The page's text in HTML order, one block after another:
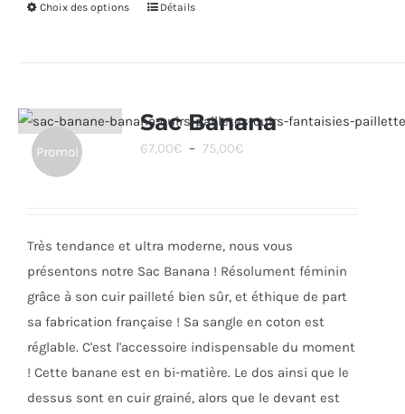
Choix des options
Ce
variations.
Les
choisies
la
page
produit
Détails
Promo!
Sac Banana
67,00€ – 75,00€Plage
à
75,00€
Très tendance et ultra moderne, nous vous
présentons notre Sac Banana ! Résolument féminin
grâce à son cuir pailleté bien sûr, et éthique de part
sa fabrication française ! Sa sangle en coton est
réglable. C'est l'accessoire indispensable du moment
! Cette banane est en bi-matière. Le dos ainsi que le
dessus sont en cuir grainé, alors que le devant est